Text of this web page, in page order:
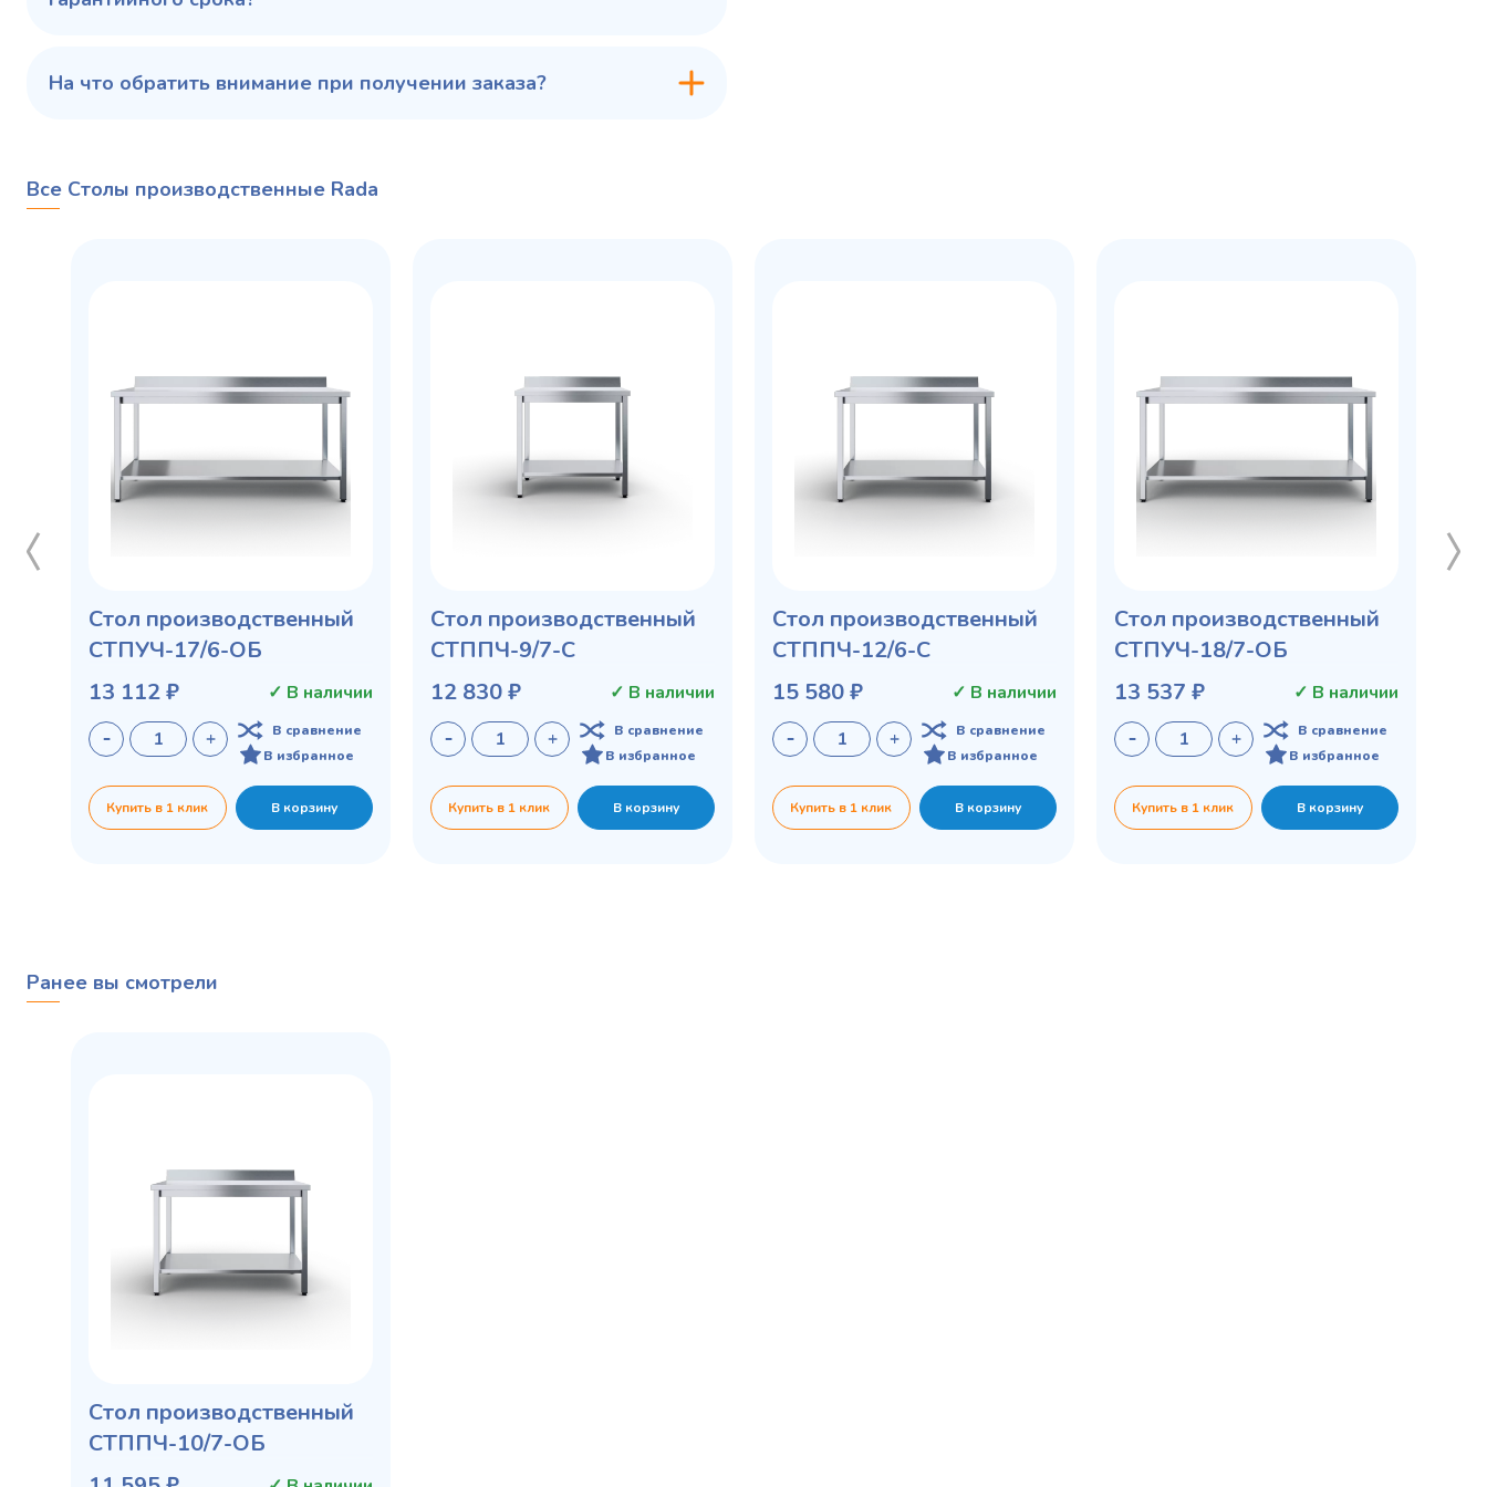
На что обратить внимание при получении заказа?
Все Столы производственные Rada
Стол производственный
СТПУЧ-17/6-ОБ
13 112 ₽
✓ В наличии
В сравнение
В избранное
Купить в 1 клик В корзину
Стол производственный
СТППЧ-9/7-С
12 830 ₽
✓ В наличии
В сравнение
В избранное
Купить в 1 клик В корзину
Стол производственный
СТППЧ-12/6-С
15 580 ₽
✓ В наличии
В сравнение
В избранное
Купить в 1 клик В корзину
Стол производственный
СТПУЧ-18/7-ОБ
13 537 ₽
✓ В наличии
В сравнение
В избранное
Купить в 1 клик В корзину
Ранее вы смотрели
Стол производственный
СТППЧ-10/7-ОБ